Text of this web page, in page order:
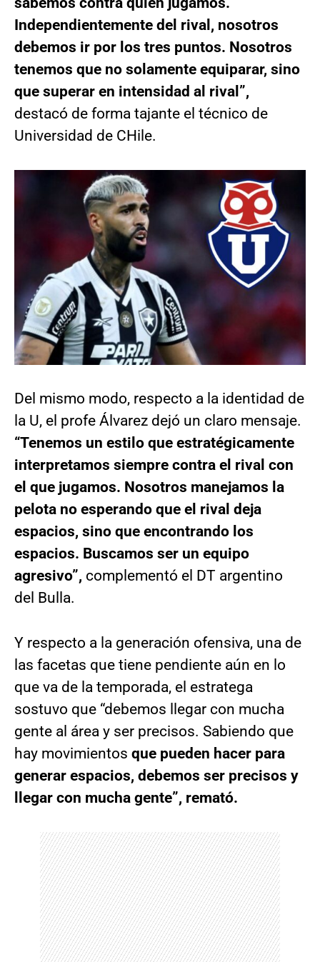
Independientemente del rival, nosotros
debemos ir por los tres puntos. Nosotros
tenemos que no solamente equiparar, sino
que superar en intensidad al rival”,
destacó de forma tajante el técnico de
Universidad de CHile.
Del mismo modo, respecto a la identidad de
la U, el profe Álvarez dejó un claro mensaje.
“Tenemos un estilo que estratégicamente
interpretamos siempre contra el rival con
el que jugamos. Nosotros manejamos la
pelota no esperando que el rival deja
espacios, sino que encontrando los
espacios. Buscamos ser un equipo
agresivo”, complementó el DT argentino
del Bulla.
Y respecto a la generación ofensiva, una de
las facetas que tiene pendiente aún en lo
que va de la temporada, el estratega
sostuvo que “debemos llegar con mucha
gente al área y ser precisos. Sabiendo que
hay movimientos que pueden hacer para
generar espacios, debemos ser precisos y
llegar con mucha gente”, remató.